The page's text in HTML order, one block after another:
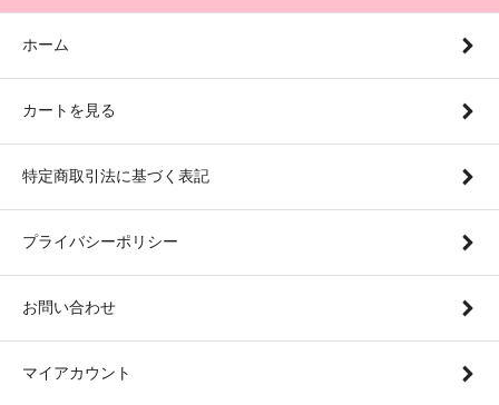
ホーム
カートを見る
特定商取引法に基づく表記
プライバシーポリシー
お問い合わせ
マイアカウント